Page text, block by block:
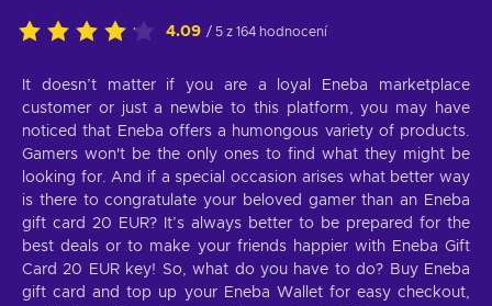
4.09 / 5 z 164 hodnocení
It doesn’t matter if you are a loyal Eneba marketplace
customer or just a newbie to this platform, you may have
noticed that Eneba offers a humongous variety of products.
Gamers won't be the only ones to find what they might be
looking for. And if a special occasion arises what better way
is there to congratulate your beloved gamer than an Eneba
gift card 20 EUR? It’s always better to be prepared for the
best deals or to make your friends happier with Eneba Gift
Card 20 EUR key! So, what do you have to do? Buy Eneba
gift card and top up your Eneba Wallet for easy checkout,